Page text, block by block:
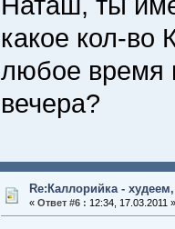
какое кол-
любое время
вечера?
Re:Каллорийка -
« Ответ #6 : 12:34, 17.03.2011 »